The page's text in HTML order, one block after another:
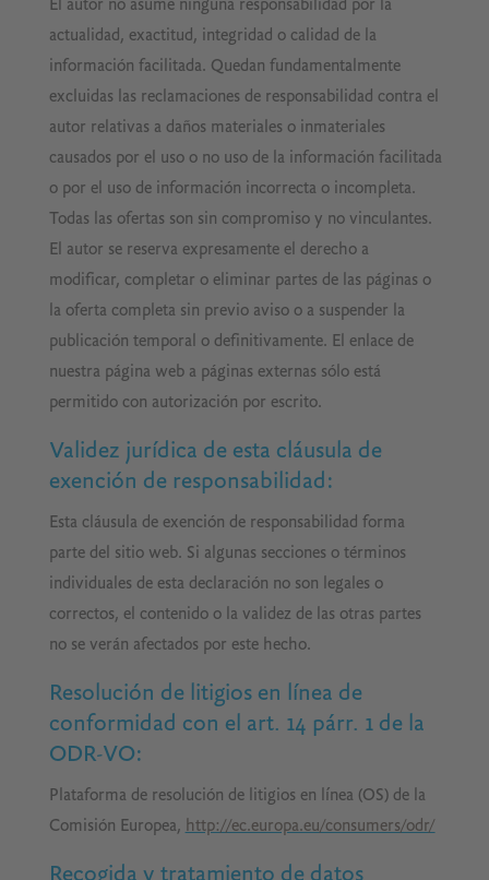
El autor no asume ninguna responsabilidad por la
actualidad, exactitud, integridad o calidad de la
información facilitada. Quedan fundamentalmente
excluidas las reclamaciones de responsabilidad contra el
autor relativas a daños materiales o inmateriales
causados por el uso o no uso de la información facilitada
o por el uso de información incorrecta o incompleta.
Todas las ofertas son sin compromiso y no vinculantes.
El autor se reserva expresamente el derecho a
modificar, completar o eliminar partes de las páginas o
la oferta completa sin previo aviso o a suspender la
publicación temporal o definitivamente. El enlace de
nuestra página web a páginas externas sólo está
permitido con autorización por escrito.
Validez jurídica de esta cláusula de
exención de responsabilidad:
Esta cláusula de exención de responsabilidad forma
parte del sitio web. Si algunas secciones o términos
individuales de esta declaración no son legales o
correctos, el contenido o la validez de las otras partes
no se verán afectados por este hecho.
Resolución de litigios en línea de
conformidad con el art. 14 párr. 1 de la
ODR-VO:
Plataforma de resolución de litigios en línea (OS) de la
Comisión Europea, http://ec.europa.eu/consumers/odr/
Recogida y tratamiento de datos